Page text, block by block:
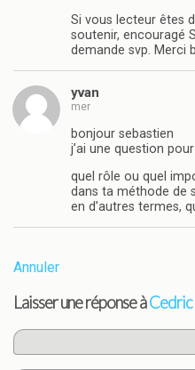
Si vous lecteur êtes
soutenir, encouragé
demande svp. Merci
yvan
mer
bonjour sebastien
j’ai une question
quel rôle ou quel
dans ta méthode de
en d’autres termes,
Annuler
Laisser une réponse àCedric